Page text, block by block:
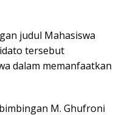
judul Mahasiswa
tersebut
dalam memanfaatkan
M. Ghufroni